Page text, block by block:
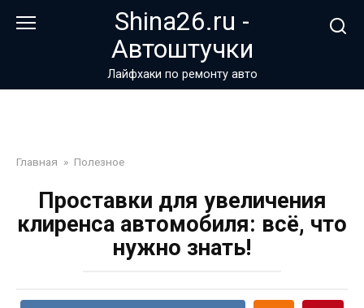
Shina26.ru -
Автоштучки
Лайфхаки по ремонту авто
Главная » Полезное
Проставки для увеличения
клиренса автомобиля: всё, что
нужно знать!